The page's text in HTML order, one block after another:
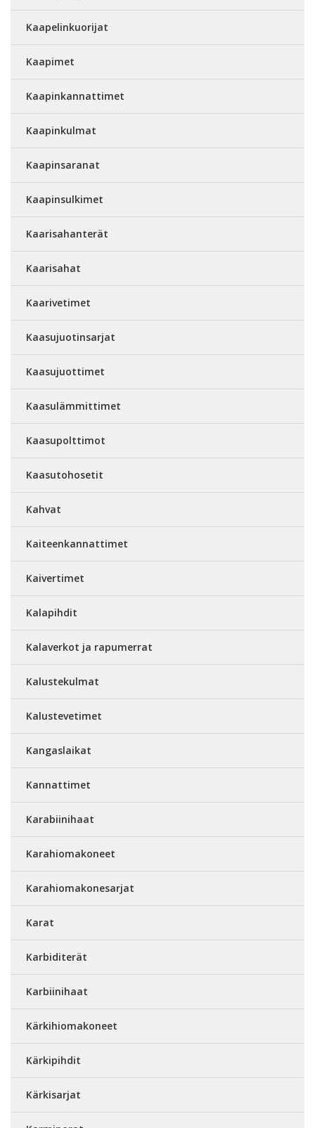
Kaapelinkuorijat
Kaapimet
Kaapinkannattimet
Kaapinkulmat
Kaapinsaranat
Kaapinsulkimet
Kaarisahanterät
Kaarisahat
Kaarivetimet
Kaasujuotinsarjat
Kaasujuottimet
Kaasulämmittimet
Kaasupolttimot
Kaasutohosetit
Kahvat
Kaiteenkannattimet
Kaivertimet
Kalapihdit
Kalaverkot ja rapumerrat
Kalustekulmat
Kalustevetimet
Kangaslaikat
Kannattimet
Karabiinihaat
Karahiomakoneet
Karahiomakonesarjat
Karat
Karbiditerät
Karbiinihaat
Kärkihiomakoneet
Kärkipihdit
Kärkisarjat